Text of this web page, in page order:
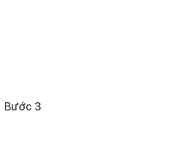
Bước 3​